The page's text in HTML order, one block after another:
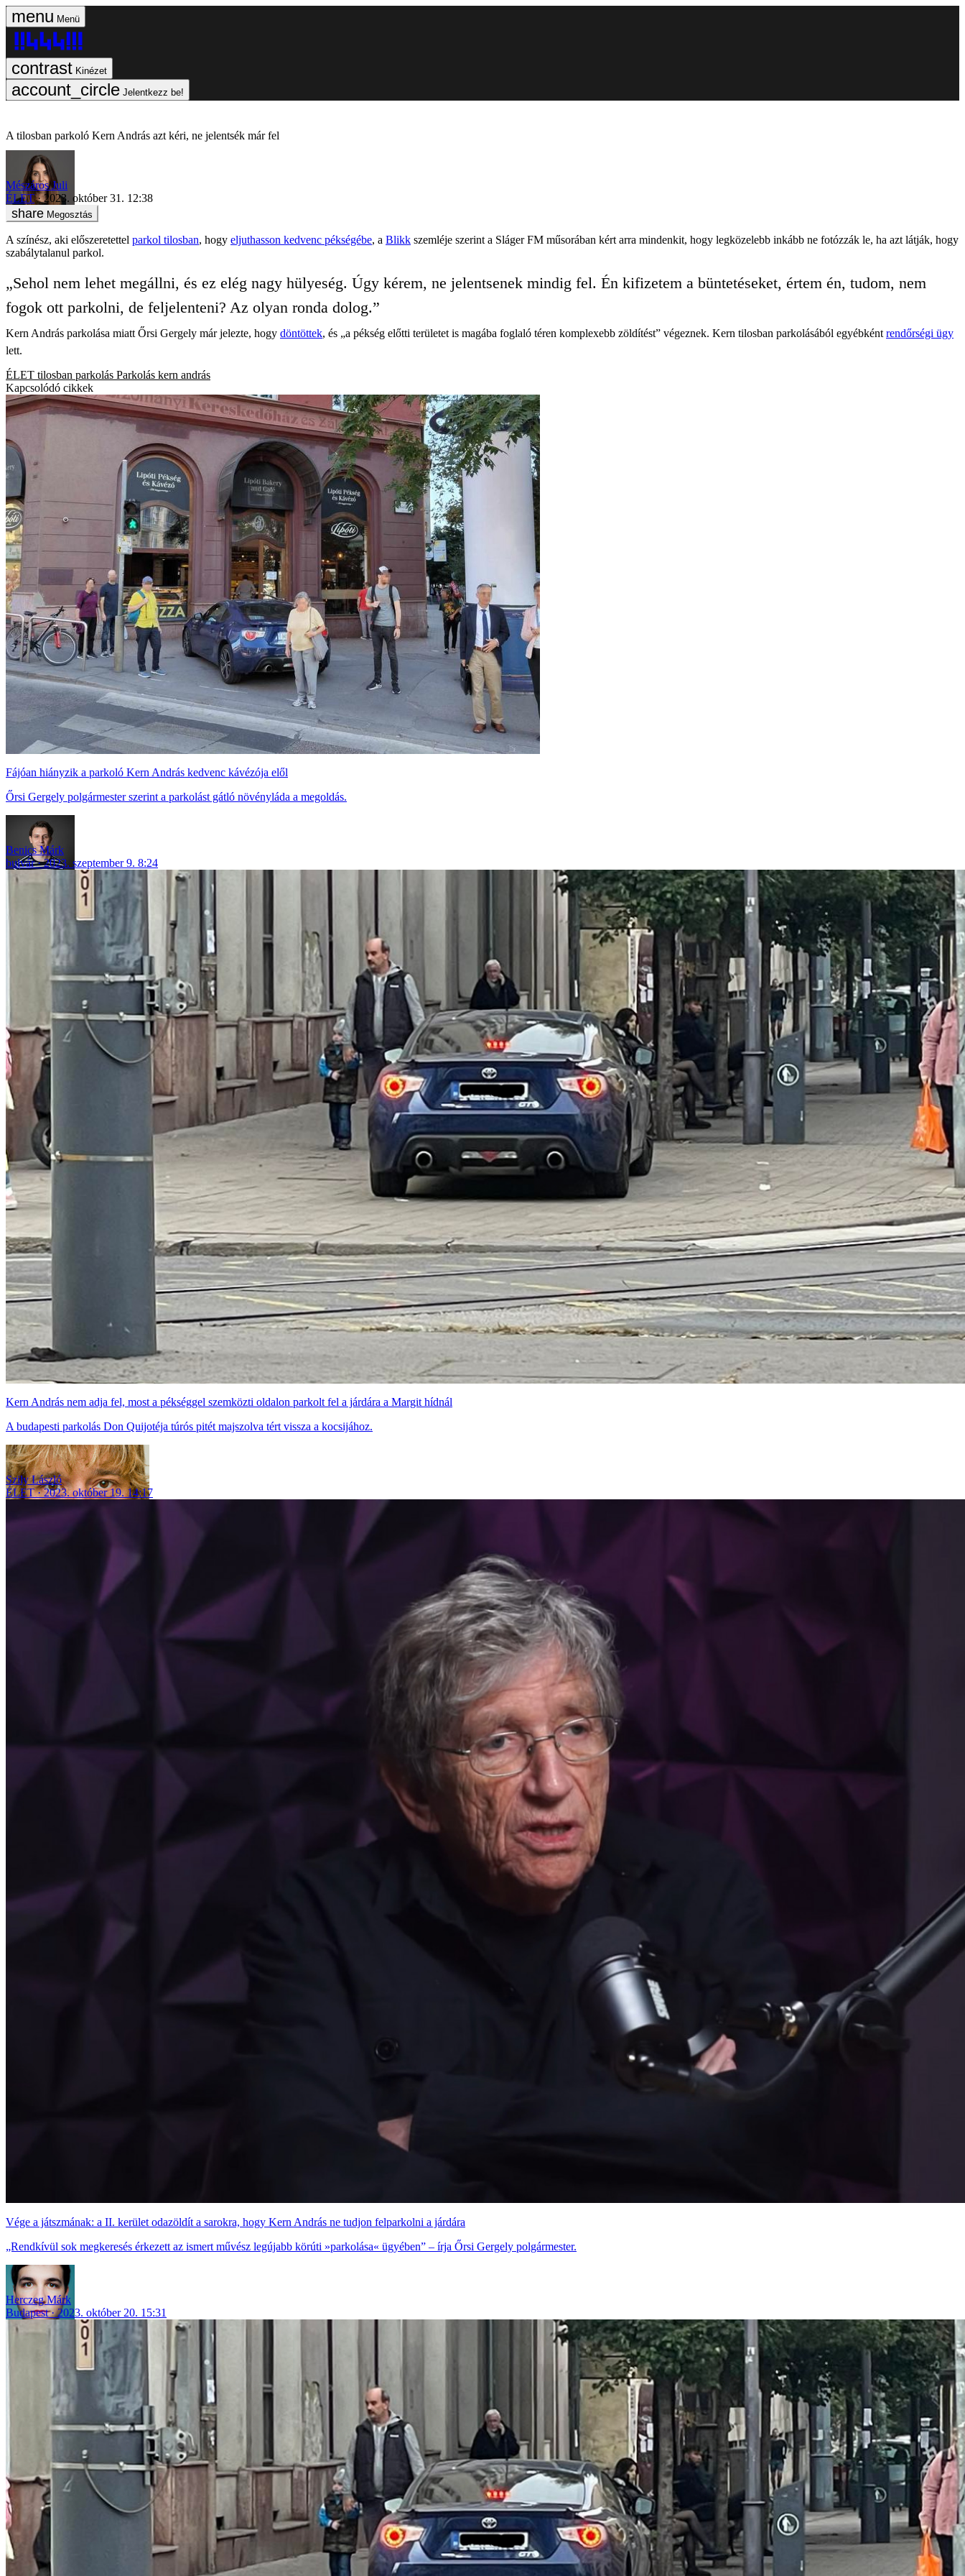
Menü
Kinézet
Jelentkezz be!
A tilosban parkoló Kern András azt kéri, ne jelentsék már fel
Mészáros Juli
ÉLET
2023. október 31. 12:38
Megosztás
A színész, aki előszeretettel parkol tilosban, hogy eljuthasson kedvenc pékségébe, a Blikk szemléje szerint a Sláger FM műsorában kért arra mindenkit, hogy legközelebb inkább ne fotózzák le, ha azt látják, hogy
szabálytalanul parkol.
„Sehol nem lehet megállni, és ez elég nagy hülyeség. Úgy kérem, ne jelentsenek mindig fel. Én kifizetem a büntetéseket, értem én, tudom, nem
fogok ott parkolni, de feljelenteni? Az olyan ronda dolog.”
Kern András parkolása miatt Őrsi Gergely már jelezte, hogy döntöttek, és „a pékség előtti területet is magába foglaló téren komplexebb zöldítést” végeznek. Kern tilosban parkolásából egyébként rendőrségi ügy
lett.
ÉLET tilosban parkolás Parkolás kern andrás
Kapcsolódó cikkek
Fájóan hiányzik a parkoló Kern András kedvenc kávézója elől
Őrsi Gergely polgármester szerint a parkolást gátló növényláda a megoldás.
Benics Márk
bulvár
2023. szeptember 9. 8:24
Kern András nem adja fel, most a pékséggel szemközti oldalon parkolt fel a járdára a Margit hídnál
A budapesti parkolás Don Quijotéja túrós pitét majszolva tért vissza a kocsijához.
Szily László
ÉLET
2023. október 19. 14:17
Vége a játszmának: a II. kerület odazöldít a sarokra, hogy Kern András ne tudjon felparkolni a járdára
„Rendkívül sok megkeresés érkezett az ismert művész legújabb körúti »parkolása« ügyében” – írja Őrsi Gergely polgármester.
Herczeg Márk
Budapest
2023. október 20. 15:31